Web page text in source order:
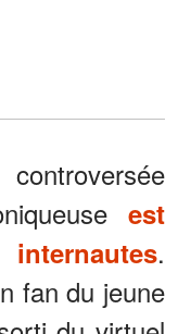
est
.
fan du jeune